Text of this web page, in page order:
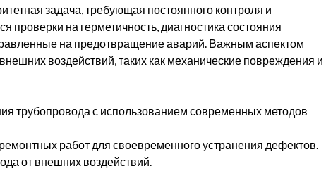
задача, требующая постоянного контроля и
проверки на герметичность, диагностика состояния
на предотвращение аварий. Важным аспектом
воздействий, таких как механические повреждения и
трубопровода с использованием современных методов
работ для своевременного устранения дефектов.
от внешних воздействий.